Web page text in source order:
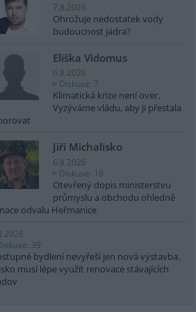
7.8.2026
Ohrožuje nedostatek vody
budoucnost jádra?
Eliška Vidomus
6.8.2026
Diskuse: 7
Klimatická krize není over.
Vyzýváme vládu, aby ji přestala
Jiří Michalisko
6.8.2026
Diskuse: 16
Otevřený dopis ministerstvu
průmyslu a obchodu ohledně
odvalu Heřmanice
39
bydlení nevyřeší jen nová výstavba.
musí lépe využít renovace stávajících